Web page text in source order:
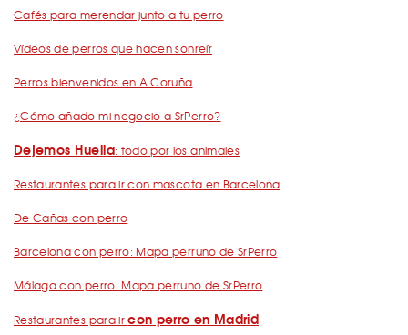
Cafés para merendar junto a tu perro
Vídeos de perros que hacen sonreír
Perros bienvenidos en A Coruña
¿Cómo añado mi negocio a SrPerro?
Dejemos Huella: todo por los animales
Restaurantes para ir con mascota en Barcelona
De Cañas con perro
Barcelona con perro: Mapa perruno de SrPerro
Málaga con perro: Mapa perruno de SrPerro
Restaurantes para ircon perro en Madrid